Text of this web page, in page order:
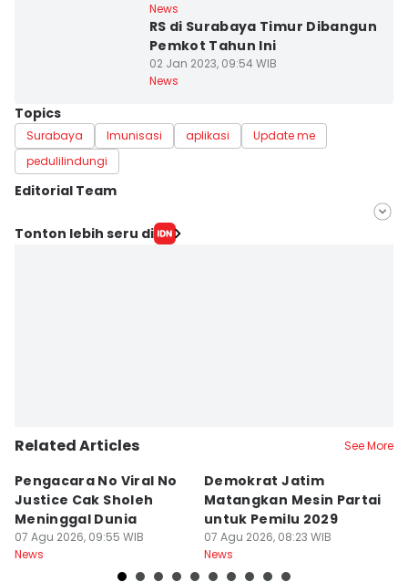
News
RS di Surabaya Timur Dibangun
Pemkot Tahun Ini
02 Jan 2023, 09:54 WIB
News
Topics
Surabaya Imunisasi aplikasi
Update me
pedulilindungi
Editorial Team
Editor
Tonton lebih seru di
Related Articles See More
Pengacara No Viral No
Justice Cak Sholeh
Meninggal Dunia
07 Agu 2026, 09:55 WIB
News
Demokrat Jatim
Matangkan Mesin Partai
untuk Pemilu 2029
07 Agu 2026, 08:23 WIB
News